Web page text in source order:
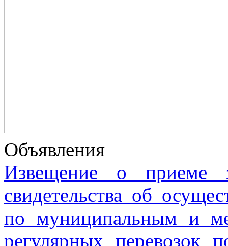
Объявления
Извещение о приеме
свидетельства об
по муниципальным и
регулярных перевозок